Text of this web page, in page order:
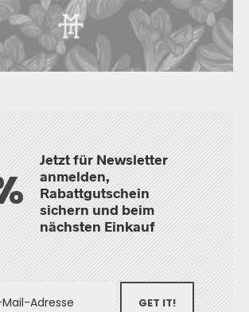
Jetzt für Newsletter
anmelden,
Rabattgutschein
sichern und beim
nächsten Einkauf
GET IT!